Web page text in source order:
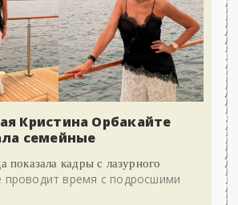
Кристина Орбакайте
семейные
показала кадры с лазурного
проводит время с подросшими